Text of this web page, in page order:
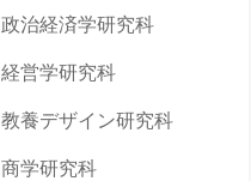
政治経済学研究科
経営学研究科
教養デザイン研究科
商学研究科